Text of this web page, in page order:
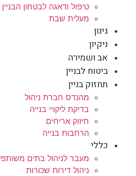
טיפול ודאגה לבטחון הבניין
מעלית שבת
גינון
ניקיון
אב ושמירה
ביטוח לבניין
תחזוק בניין
מהנדס חברת ניהול
בדיקת ליקויי בנייה
חיזוק אריחים
הרחבות בנייה
כללי
מעבר לניהול בתים
ניהול דירות שכורות